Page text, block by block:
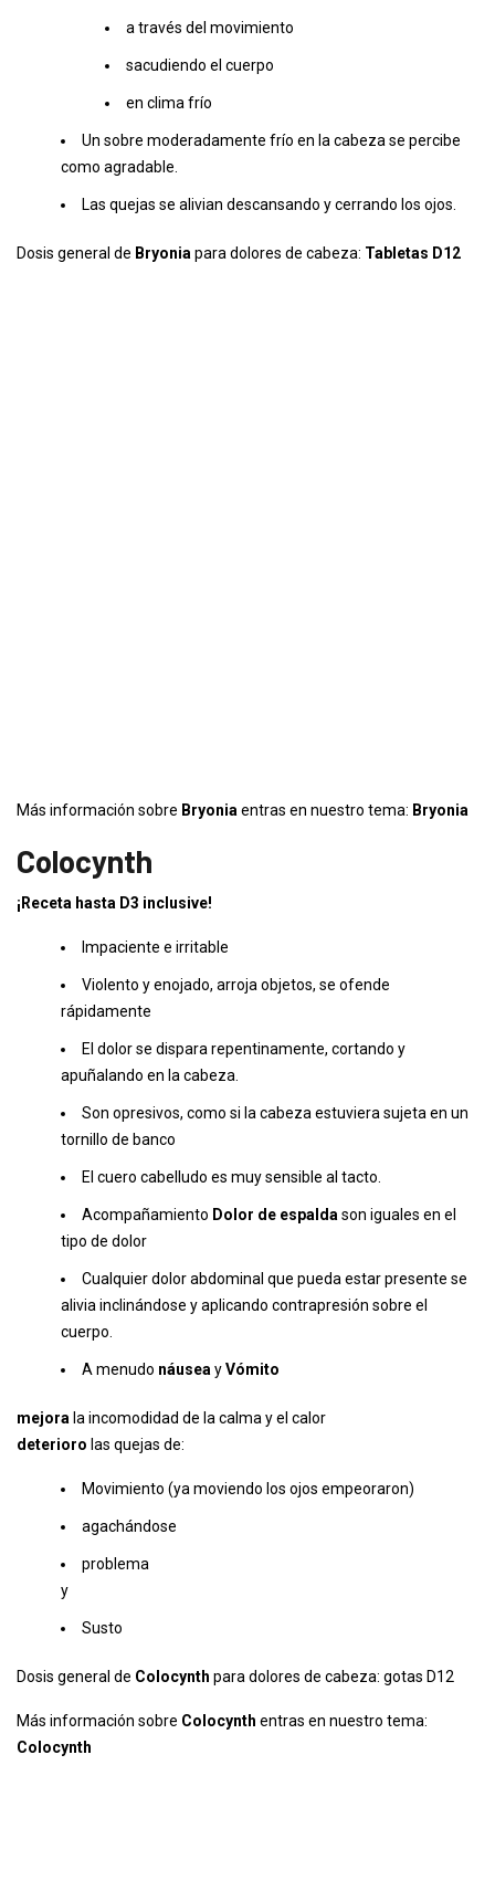
a través del movimiento
sacudiendo el cuerpo
en clima frío
Un sobre moderadamente frío en la cabeza se percibe
como agradable.
Las quejas se alivian descansando y cerrando los ojos.
Dosis general de Bryonia para dolores de cabeza: Tabletas D12
Más información sobre Bryonia entras en nuestro tema: Bryonia
Colocynth
¡Receta hasta D3 inclusive!
Impaciente e irritable
Violento y enojado, arroja objetos, se ofende
rápidamente
El dolor se dispara repentinamente, cortando y
apuñalando en la cabeza.
Son opresivos, como si la cabeza estuviera sujeta en un
tornillo de banco
El cuero cabelludo es muy sensible al tacto.
Acompañamiento Dolor de espalda son iguales en el
tipo de dolor
Cualquier dolor abdominal que pueda estar presente se
alivia inclinándose y aplicando contrapresión sobre el
cuerpo.
A menudo náusea yVómito
mejora la incomodidad de la calma y el calor
deterioro las quejas de:
Movimiento (ya moviendo los ojos empeoraron)
agachándose
problema
y
Susto
Dosis general de Colocynth para dolores de cabeza: gotas D12
Más información sobre Colocynth entras en nuestro tema:
Colocynth